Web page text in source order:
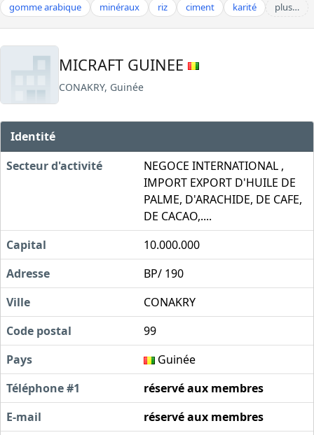
gomme arabique
minéraux riz ciment karité plus…
MICRAFT GUINEE
CONAKRY, Guinée
Identité
Secteur d'activité
NEGOCE INTERNATIONAL ,
IMPORT EXPORT D'HUILE DE
PALME, D'ARACHIDE, DE CAFE,
DE CACAO,....
Capital
10.000.000
Adresse
BP/ 190
Ville
CONAKRY
Code postal
99
Pays
Guinée
Téléphone #1
réservé aux membres
E-mail
réservé aux membres